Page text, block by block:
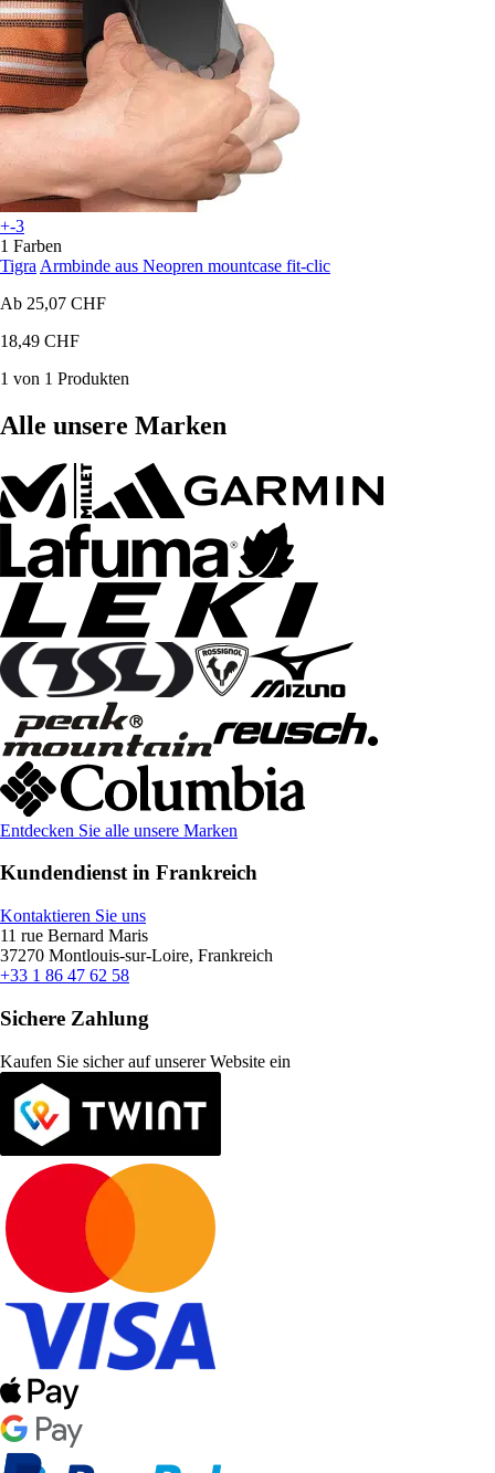
+-3
1 Farben
Tigra Armbinde aus Neopren mountcase fit-clic
Ab 25,07 CHF
18,49 CHF
1 von 1 Produkten
Alle unsere Marken
Entdecken Sie alle unsere Marken
Kundendienst in Frankreich
Kontaktieren Sie uns
11 rue Bernard Maris
37270 Montlouis-sur-Loire, Frankreich
+33 1 86 47 62 58
Sichere Zahlung
Kaufen Sie sicher auf unserer Website ein